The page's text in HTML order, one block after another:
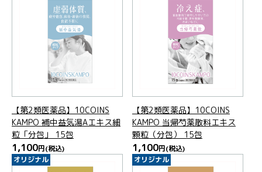
【第2類医薬品】10COINS
KAMPO 補中益気湯Aエキス細
粒「分包」 15包
1,100円(税込)
【第2類医薬品】10COINS
KAMPO 当帰芍薬散料エキス
顆粒（分包） 15包
1,100円(税込)
オリジナル オリジナル